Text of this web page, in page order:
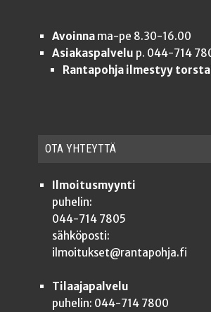
Avoinnama-pe 8.30-16.00
Asiakaspalvelu p. 044-714
Rantapohja ilmestyy
OTA YHTEYT­TÄ
Ilmoitusmyynti
puhelin:
044-714 7805
sähköposti:
ilmoitukset@rantapohja.fi
Tilaajapalvelu
puhelin: 044-714 7800